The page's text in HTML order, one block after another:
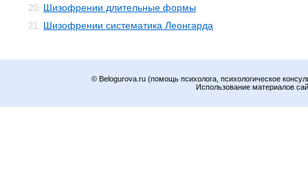
20. Шизофрении длительные формы
21. Шизофрении систематика Леонгарда
© Belogurova.ru (помощь психолога, психологическое
Использование материалов